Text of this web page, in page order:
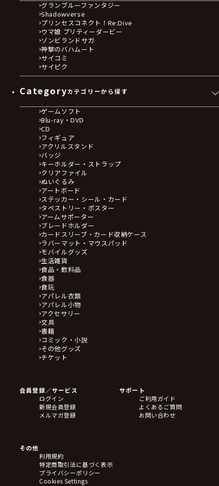
グランブルーファンタジー
Shadowverse
プリンセスコネクト！Re:Dive
ウマ娘 プリティーダービー
ゾンビランドサガ
神撃のバハムート
サイコミ
サイピク
Categoryカテゴリーから探す
ゲームソフト
Blu-ray・DVD
CD
フィギュア
アクリルスタンド
バッジ
キーホルダー・ストラップ
クリアファイル
ぬいぐるみ
アートボード
ステッカー・シール・カード
タペストリー・ポスター
アームサポーター
ブレードホルダー
カードスリーブ・カード収納ケース
ラバーマット・マウスパッド
モバイルグッズ
生活雑貨
食品・飲料品
食器
食玩
アパレル衣類
アパレル小物
アクセサリー
文具
書籍
コミック・小説
その他グッズ
チケット
会員登録／サービス
ログイン
新規会員登録
メルマガ登録
サポート
ご利用ガイド
よくあるご質問
お問い合わせ
その他
利用規約
特定商取引法に基づく表示
プライバシーポリシー
Cookies Settings